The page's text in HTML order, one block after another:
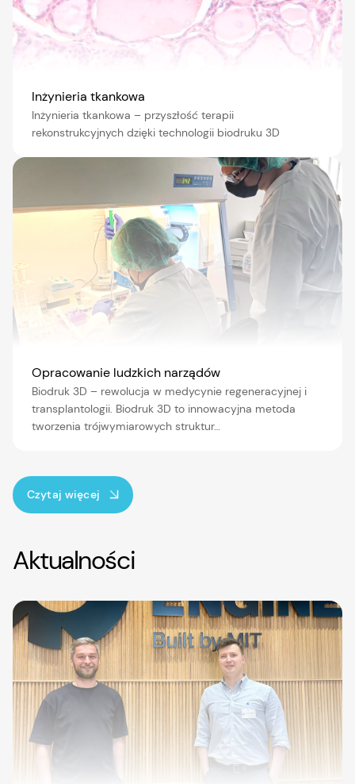
Inżynieria tkankowa
Inżynieria tkankowa – przyszłość terapii
rekonstrukcyjnych dzięki technologii biodruku 3D
Opracowanie ludzkich narządów
Biodruk 3D – rewolucja w medycynie regeneracyjnej i
transplantologii. Biodruk 3D to innowacyjna metoda
tworzenia trójwymiarowych struktur…
Czytaj więcej
Aktualności